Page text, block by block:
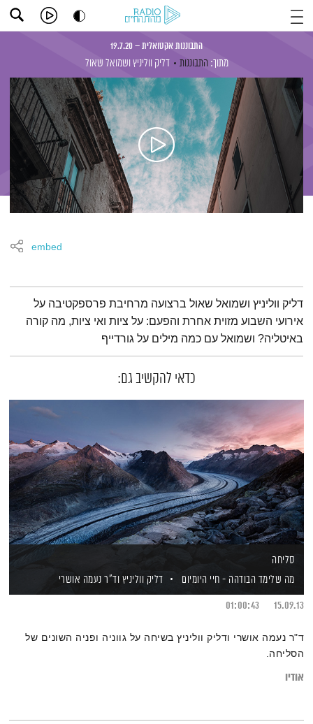
התבוננות אקטואלית – 19.7.20
מתוך: התבוננות דליק ווליניץ ושמואל שאול
embed
תמצית הפודקאסט
דליק ווליניץ ושמואל שאול ברצועה מרחיבת פרספקטיבה על
אירועי השבוע מזוית אחרת והפעם: על ציות ואי ציות, מה קורה
באיטליה? ושמואל עם כמה מילים על גורדייף
כדאי להקשיב גם:
סליחה
מה שלימד הבודהה - חיי היומיום
דליק ווליניץ וד"ר נעמה אושרי
15.09.13
01:00:43
ד"ר נעמה אושרי ודליק ווליניץ בשיחה על גווניה ופניה השונים של
הסליחה.
אודיו